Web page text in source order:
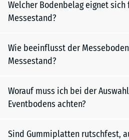
Welcher Bodenbelag eignet sich
Messestand?
Wie beeinflusst der
Messestand?
Worauf muss ich bei der
Eventbodens achten?
Sind Gummiplatten rutschfest,